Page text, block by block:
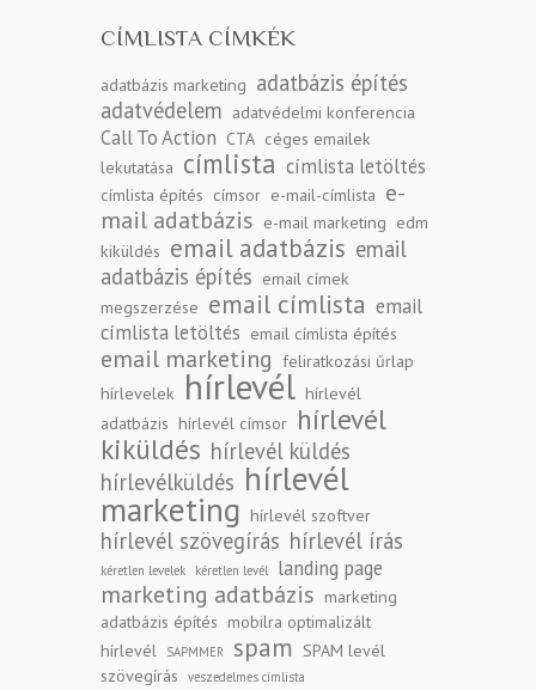
CÍMLISTA CÍMKÉK
adatbázis marketing adatbázis építés
adatvédelem adatvédelmi konferencia
Call To Action CTA céges emailek
lekutatása címlista címlista letöltés
címlista építés címsor e-mail-címlista e-
mail adatbázis e-mail marketing edm
kiküldés email adatbázis email
adatbázis építés email címek
megszerzése email címlista email
címlista letöltés email címlista építés
email marketing feliratkozási űrlap
hírlevelek
hírlevél hírlevél
adatbázis hírlevél címsor hírlevél
kiküldés hírlevél küldés
hírlevélküldés hírlevél
marketing hírlevél szoftver
hírlevél szövegírás hírlevél írás
kéretlen levelek kéretlen levél landing page
marketing adatbázis marketing
adatbázis építés mobilra optimalizált
hírlevél
SAPMMER spam SPAM levél
szövegírás
veszedelmes címlista